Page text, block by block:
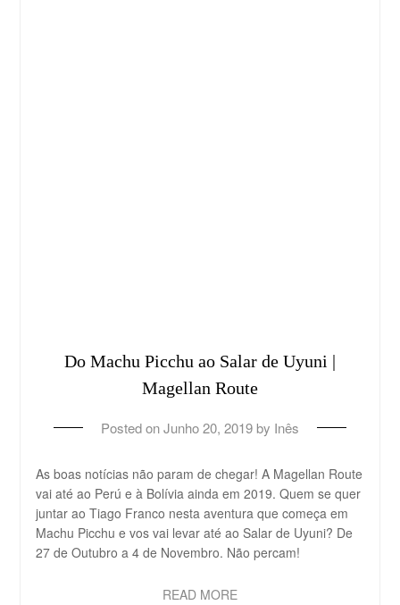
Do Machu Picchu ao Salar de Uyuni |
Magellan Route
Posted onJunho 20, 2019 by Inês
As boas notícias não param de chegar! A Magellan Route
vai até ao Perú e à Bolívia ainda em 2019. Quem se quer
juntar ao Tiago Franco nesta aventura que começa em
Machu Picchu e vos vai levar até ao Salar de Uyuni? De
27 de Outubro a 4 de Novembro. Não percam!
READ MORE